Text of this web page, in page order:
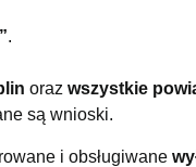
.
oraz wszystkie
są wnioski.
i obsługiwane